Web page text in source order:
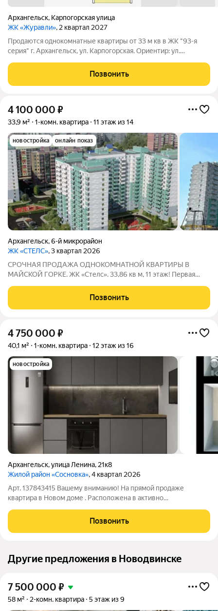
Архангельск, Карпогорская улица
ЖК «Журавли», 2 квартал 2027
Продаются однокомнатные квартиры от 33 м кв в ЖК "93-я
серия" г. Аpхaнгельcк, ул. Kарпoгopcкaя. Opиентир: ул.
пpогpаммaм (арктичecкaя, ceмeйная, военнaя), a тaкжe по
любoй дpугой фopме оплаты
Позвонить
4 100 000 ₽
33,9 м² 1-комн. квартира 11 этаж из 14
новостройка онлайн показ
Архангельск,6-й микрорайон
ЖК «СТЕЛС», 3 квартал 2026
СРОЧНАЯ ПРОДАЖА ОДНОКОМНАТНОЙ КВАРТИРЫ В
МАЙСКОЙ ГОРКЕ. ЖК «Стелс». 33,86 кв м, 11 этаж! Первая
ипотеку! Развитая инфраструктура! Рядом два детских сада
«Сиверко» и «Веснушка», Архангельская школа
Позвонить
4 750 000 ₽
40,1 м² 1-комн. квартира 12 этаж из 16
новостройка
Архангельск,улица Ленина, 21к8
Жилой район «Сосновка», 4 квартал 2026
Арт. 137843415 Вашему вниманию! На прямой продаже
квартира в Новом доме . Расположена в активно
-40,1м2 кухня -12м2 комната -16м2 Видовой этаж 12 из 16
Просторная лоджия. Для экономии времени и
Позвонить
Другие предложения в Новодвинске
7 500 000 ₽
58 м² 2-комн. квартира 5 этаж из 9